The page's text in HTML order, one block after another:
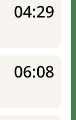
04:29
06:08